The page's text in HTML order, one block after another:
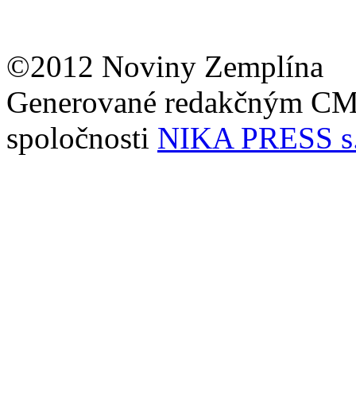
©2012 Noviny Zemplína
Generované redakčným
spoločnosti NIKA PRESS